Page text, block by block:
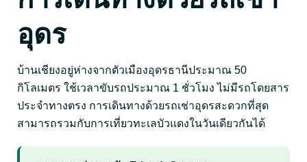
อุดร
บ้านเชียงอยู่ห่างจากตัวเมืองอุดรธานีประมาณ 50
กิโลเมตร ใช้เวลาขับรถประมาณ 1 ชั่วโมง ไม่มีรถโดยสาร
ประจำทางตรง การเดินทางด้วยรถเช่าอุดรสะดวกที่สุด
สามารถรวมกับการเที่ยวทะเลบัวแดงในวันเดียวกันได้